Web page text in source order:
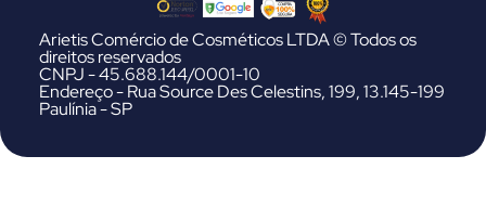
Arietis Comércio de Cosméticos LTDA © Todos os
direitos reservados
CNPJ - 45.688.144/0001-10
Endereço - Rua Source Des Celestins, 199, 13.145-199
Paulínia - SP